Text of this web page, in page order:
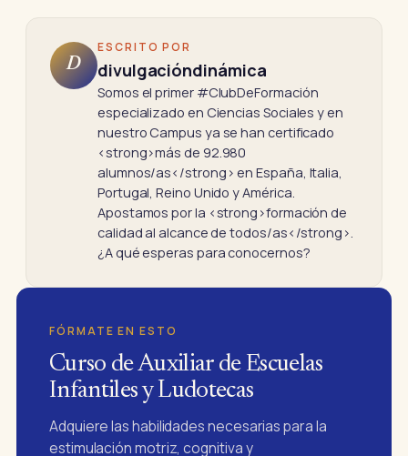
D
ESCRITO POR
divulgacióndinámica
Somos el primer #ClubDeFormación
especializado en Ciencias Sociales y en
nuestro Campus ya se han certificado
<strong>más de 92.980
alumnos/as</strong> en España, Italia,
Portugal, Reino Unido y América.
Apostamos por la <strong>formación de
calidad al alcance de todos/as</strong>.
¿A qué esperas para conocernos?
FÓRMATE EN ESTO
Curso de Auxiliar de Escuelas
Infantiles y Ludotecas
Adquiere las habilidades necesarias para la
estimulación motriz, cognitiva y